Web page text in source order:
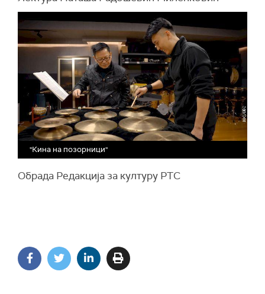
"Кина на позорници"
Обрада Редакција за културу РТС